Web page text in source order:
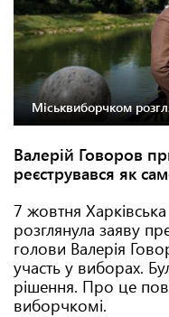
Міськвиборчком
Валерій Говоров
реєструвався як
7 жовтня
розглянула заяву
голови Валерія
участь у виборах.
рішення. Про це
виборчкомі.